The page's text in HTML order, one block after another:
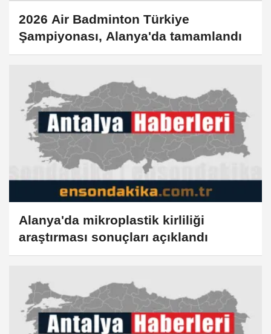
2026 Air Badminton Türkiye
Şampiyonası, Alanya'da tamamlandı
Alanya'da mikroplastik kirliliği
araştırması sonuçları açıklandı